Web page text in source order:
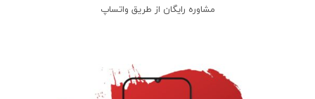
مشاوره رایگان از طریق واتساپ